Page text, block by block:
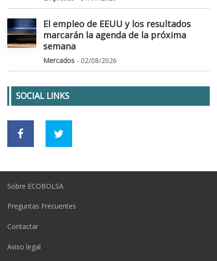
El empleo de EEUU y los resultados
marcarán la agenda de la próxima
semana
Mercados - 02/08/2026
SOCIAL LINKS
Sobre ECOBOLSA
Preguntas Frecuentes
Contactar
Aviso legal